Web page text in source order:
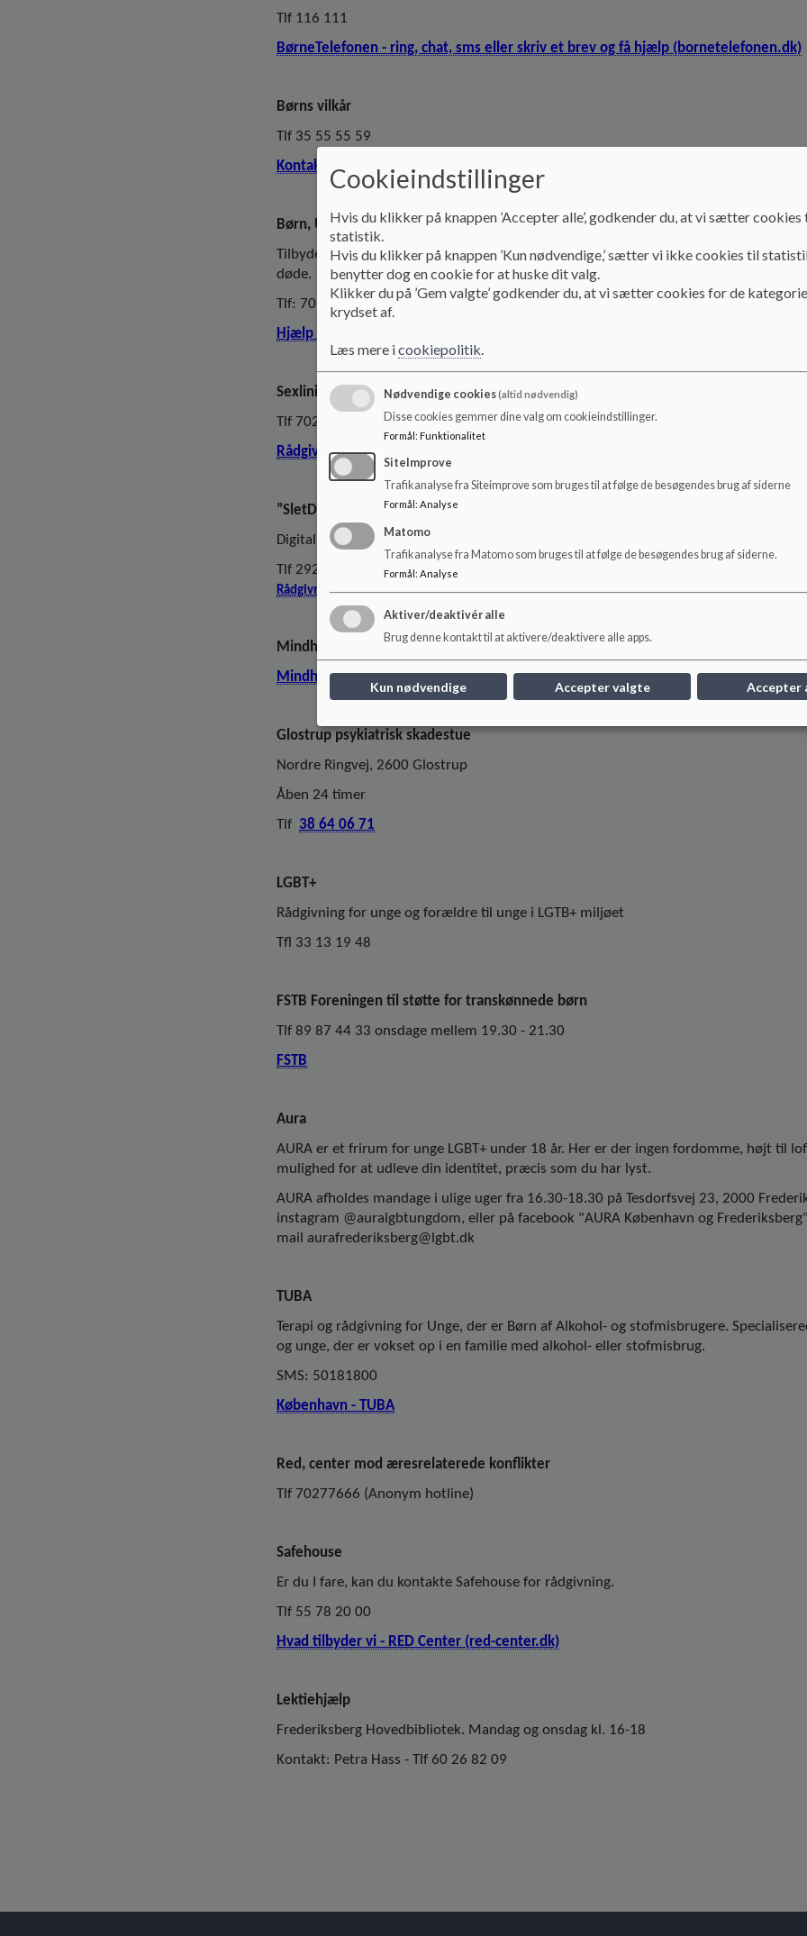
Tlf 116 111
BørneTelefonen - ring, chat, sms eller skriv et brev og få hjælp (bornetelefonen.dk)
Børns vilkår
Tlf 35 55 55 59
Kontakt os - Børns Vilkår (bornsvilkar.dk)
Børn, Unge & Sorg
Tilbyder gratis hjælp til børn og unge under 28 år, hvis forældre eller søskende er
døde.
Tlf: 70 20 99 03
Hjælp til børn og unge - Det Nationale Sorgcenter
Sexlinien for unge
Tlf 70202266
Rådgivning til børn og unge | Sex og Samfund
”SletDet”
Digital mobning, rådgivningstjeneste.
Tlf 29270101
Rådgivning til børn og unge om livet på nettet | SletDet Rådgivningen (redbarnet.dk)
Mindhelper
Mindhelper - Guider Unge Gennem Hårde Tider
Glostrup psykiatrisk skadestue
Nordre Ringvej, 2600 Glostrup
Åben 24 timer
Tlf 38 64 06 71
LGBT+
Rådgivning for unge og forældre til unge i LGTB+ miljøet
Tfl 33 13 19 48
FSTB Foreningen til støtte for transkønnede børn
Tlf 89 87 44 33 onsdage mellem 19.30 - 21.30
FSTB
Aura
AURA er et frirum for unge LGBT+ under 18 år. Her er der ingen fordomme, højt til
mulighed for at udleve din identitet, præcis som du har lyst.
AURA afholdes mandage i ulige uger fra 16.30-18.30 på Tesdorfsvej 23, 2000
instagram @auralgbtungdom, eller på facebook "AURA København og
mail aurafrederiksberg@lgbt.dk
TUBA
Terapi og rådgivning for Unge, der er Børn af Alkohol- og stofmisbrugere.
og unge, der er vokset op i en familie med alkohol- eller stofmisbrug.
SMS: 50181800
København - TUBA
Red, center mod æresrelaterede konflikter
Tlf 70277666 (Anonym hotline)
Safehouse
Er du I fare, kan du kontakte Safehouse for rådgivning.
Tlf 55 78 20 00
Hvad tilbyder vi - RED Center (red-center.dk)
Lektiehjælp
Frederiksberg Hovedbibliotek. Mandag og onsdag kl. 16-18
Kontakt: Petra Hass - Tlf 60 26 82 09
Cookieindstillinger
Hvis du klikker på knappen ’Accepter alle’, godkender du, at vi sætter
statistik.
Hvis du klikker på knappen ’Kun nødvendige,’ sætter vi ikke cookies til
benytter dog en cookie for at huske dit valg.
Klikker du på ’Gem valgte’ godkender du, at vi sætter cookies for de
krydset af.
Læs mere icookiepolitik.
Nødvendige cookies(altid nødvendig)
Disse cookies gemmer dine valg om cookieindstillinger.
Formål: Funktionalitet
SiteImprove
Trafikanalyse fra Siteimprove som bruges til at følge de besøgendes brug af siderne
Formål : Analyse
Matomo
Trafikanalyse fra Matomo som bruges til at følge de besøgendes brug af siderne.
Formål : Analyse
Aktiver/deaktivér alle
Brug denne kontakt til at aktivere/deaktivere alle apps.
Kun nødvendige Accepter valgte Accepter